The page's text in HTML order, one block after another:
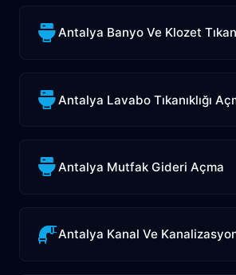
Antalya Banyo Ve Klozet
Antalya Lavabo Tıkanıklığı
Antalya Mutfak Gideri Açma
Antalya Kanal Ve